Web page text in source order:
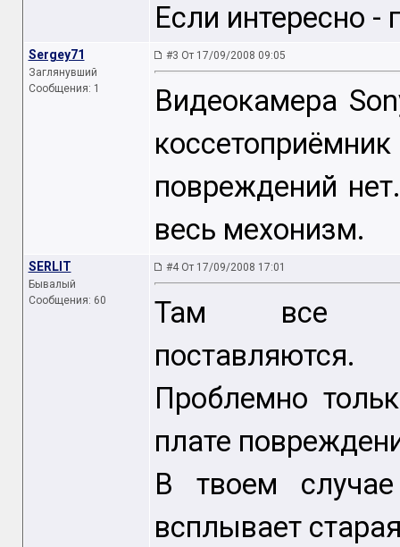
Если интересно
Sergey71
Заглянувший
Сообщения: 1
#3 От 17/09/2008 09:05
Видеокамера
повреждений
весь мехонизм.
SERLIT
Бывалый
Сообщения: 60
#4 От 17/09/2008 17:01
Там все
поставляются.
Проблемно
плате
В твоем
всплывает